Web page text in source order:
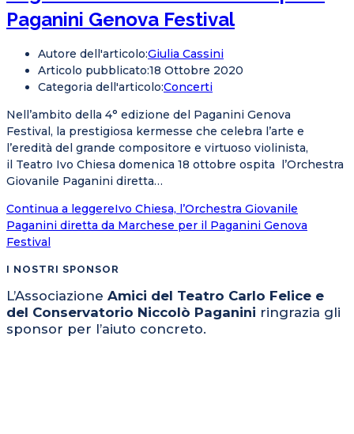
Paganini Genova Festival
Autore dell'articolo:Giulia Cassini
Articolo pubblicato:18 Ottobre 2020
Categoria dell'articolo:Concerti
Nell’ambito della 4° edizione del Paganini Genova
Festival, la prestigiosa kermesse che celebra l’arte e
l’eredità del grande compositore e virtuoso violinista,
il Teatro Ivo Chiesa domenica 18 ottobre ospita l’Orchestra
Giovanile Paganini diretta…
Continua a leggereIvo Chiesa, l’Orchestra Giovanile
Paganini diretta da Marchese per il Paganini Genova
Festival
I NOSTRI SPONSOR
L’Associazione Amici del Teatro Carlo Felice e
del Conservatorio Niccolò Paganini ringrazia gli
sponsor per l’aiuto concreto.